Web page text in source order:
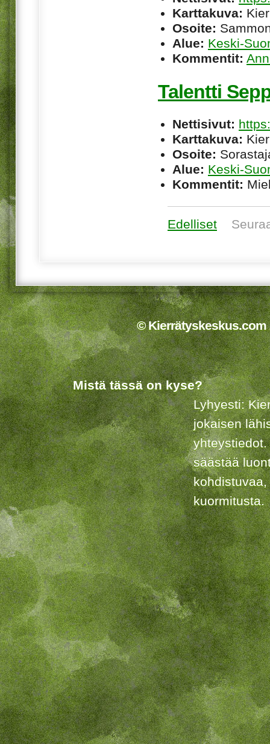
Karttakuva:
Osoite:
Alue: Keski-
Kommentit:
Talentti
Nettisivut:
Karttakuva:
Osoite:
Alue: Keski-
Kommentit:
Edelliset
© Kierrätyskeskus.com
Mistä tässä on kyse?
Lyhyesti:
jokaisen
säästää
kuormitusta.